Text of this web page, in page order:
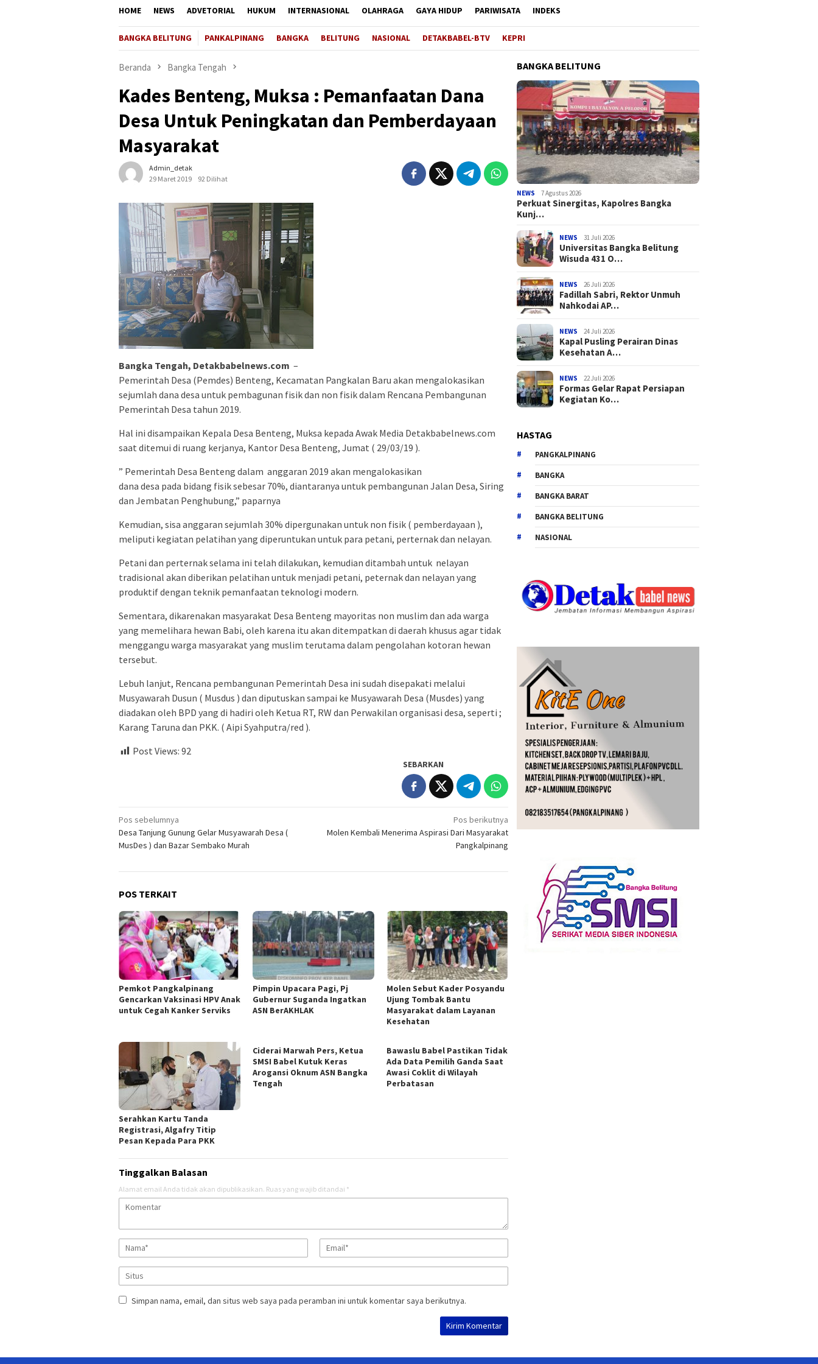
HOME NEWS ADVETORIAL HUKUM INTERNASIONAL OLAHRAGA GAYA HIDUP PARIWISATA INDEKS
BANGKA BELITUNG PANKALPINANG BANGKA BELITUNG NASIONAL DETAKBABEL-BTV KEPRI
Beranda Bangka Tengah
Kades Benteng, Muksa : Pemanfaatan Dana
Desa Untuk Peningkatan dan Pemberdayaan
Masyarakat
Admin_detak
29 Maret 2019
92 Dilihat
Bangka Tengah, Detakbabelnews.com –
Pemerintah Desa (Pemdes) Benteng, Kecamatan Pangkalan Baru akan mengalokasikan
sejumlah dana desa untuk pembagunan fisik dan non fisik dalam Rencana Pembangunan
Pemerintah Desa tahun 2019.
Hal ini disampaikan Kepala Desa Benteng, Muksa kepada Awak Media Detakbabelnews.com
saat ditemui di ruang kerjanya, Kantor Desa Benteng, Jumat ( 29/03/19 ).
” Pemerintah Desa Benteng dalam anggaran 2019 akan mengalokasikan
dana desa pada bidang fisik sebesar 70%, diantaranya untuk pembangunan Jalan Desa, Siring
dan Jembatan Penghubung,” paparnya
Kemudian, sisa anggaran sejumlah 30% dipergunakan untuk non fisik ( pemberdayaan ),
meliputi kegiatan pelatihan yang diperuntukan untuk para petani, perternak dan nelayan.
Petani dan perternak selama ini telah dilakukan, kemudian ditambah untuk nelayan
tradisional akan diberikan pelatihan untuk menjadi petani, peternak dan nelayan yang
produktif dengan teknik pemanfaatan teknologi modern.
Sementara, dikarenakan masyarakat Desa Benteng mayoritas non muslim dan ada warga
yang memelihara hewan Babi, oleh karena itu akan ditempatkan di daerah khusus agar tidak
menggangu warga masyarakat yang muslim terutama dalam pengolahan kotoran hewan
tersebut.
Lebuh lanjut, Rencana pembangunan Pemerintah Desa ini sudah disepakati melalui
Musyawarah Dusun ( Musdus ) dan diputuskan sampai ke Musyawarah Desa (Musdes) yang
diadakan oleh BPD yang di hadiri oleh Ketua RT, RW dan Perwakilan organisasi desa, seperti ;
Karang Taruna dan PKK. ( Aipi Syahputra/red ).
Post Views: 92
SEBARKAN
Navigasi
pos
Pos sebelumnya
Desa Tanjung Gunung Gelar Musyawarah Desa (
MusDes ) dan Bazar Sembako Murah
Pos berikutnya
Molen Kembali Menerima Aspirasi Dari Masyarakat
Pangkalpinang
POS TERKAIT
Pemkot Pangkalpinang
Gencarkan Vaksinasi HPV Anak
untuk Cegah Kanker Serviks
Pimpin Upacara Pagi, Pj
Gubernur Suganda Ingatkan
ASN BerAKHLAK
Molen Sebut Kader Posyandu
Ujung Tombak Bantu
Masyarakat dalam Layanan
Kesehatan
Serahkan Kartu Tanda
Registrasi, Algafry Titip
Pesan Kepada Para PKK
Ciderai Marwah Pers, Ketua
SMSI Babel Kutuk Keras
Arogansi Oknum ASN Bangka
Tengah
Bawaslu Babel Pastikan Tidak
Ada Data Pemilih Ganda Saat
Awasi Coklit di Wilayah
Perbatasan
Tinggalkan Balasan
Alamat email Anda tidak akan dipublikasikan. Ruas yang wajib ditandai *
Simpan nama, email, dan situs web saya pada peramban ini untuk komentar saya berikutnya.
BANGKA BELITUNG
NEWS 7 Agustus 2026
Perkuat Sinergitas, Kapolres Bangka
Kunj…
NEWS 31 Juli 2026
Universitas Bangka Belitung
Wisuda 431 O…
NEWS 26 Juli 2026
Fadillah Sabri, Rektor Unmuh
Nahkodai AP…
NEWS 24 Juli 2026
Kapal Pusling Perairan Dinas
Kesehatan A…
NEWS 22 Juli 2026
Formas Gelar Rapat Persiapan
Kegiatan Ko…
HASTAG
PANGKALPINANG
BANGKA
BANGKA BARAT
BANGKA BELITUNG
NASIONAL